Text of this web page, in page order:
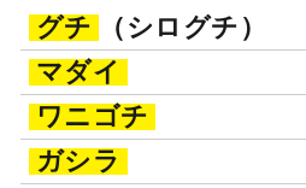
グチ
（シログチ）
マダイ
ワニゴチ
ガシラ